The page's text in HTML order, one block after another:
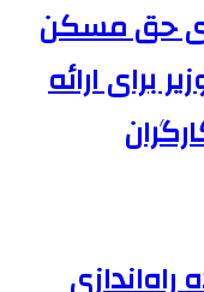
۳۵ درصدی حق مسکن
برای ارائه
راه‌اندازی